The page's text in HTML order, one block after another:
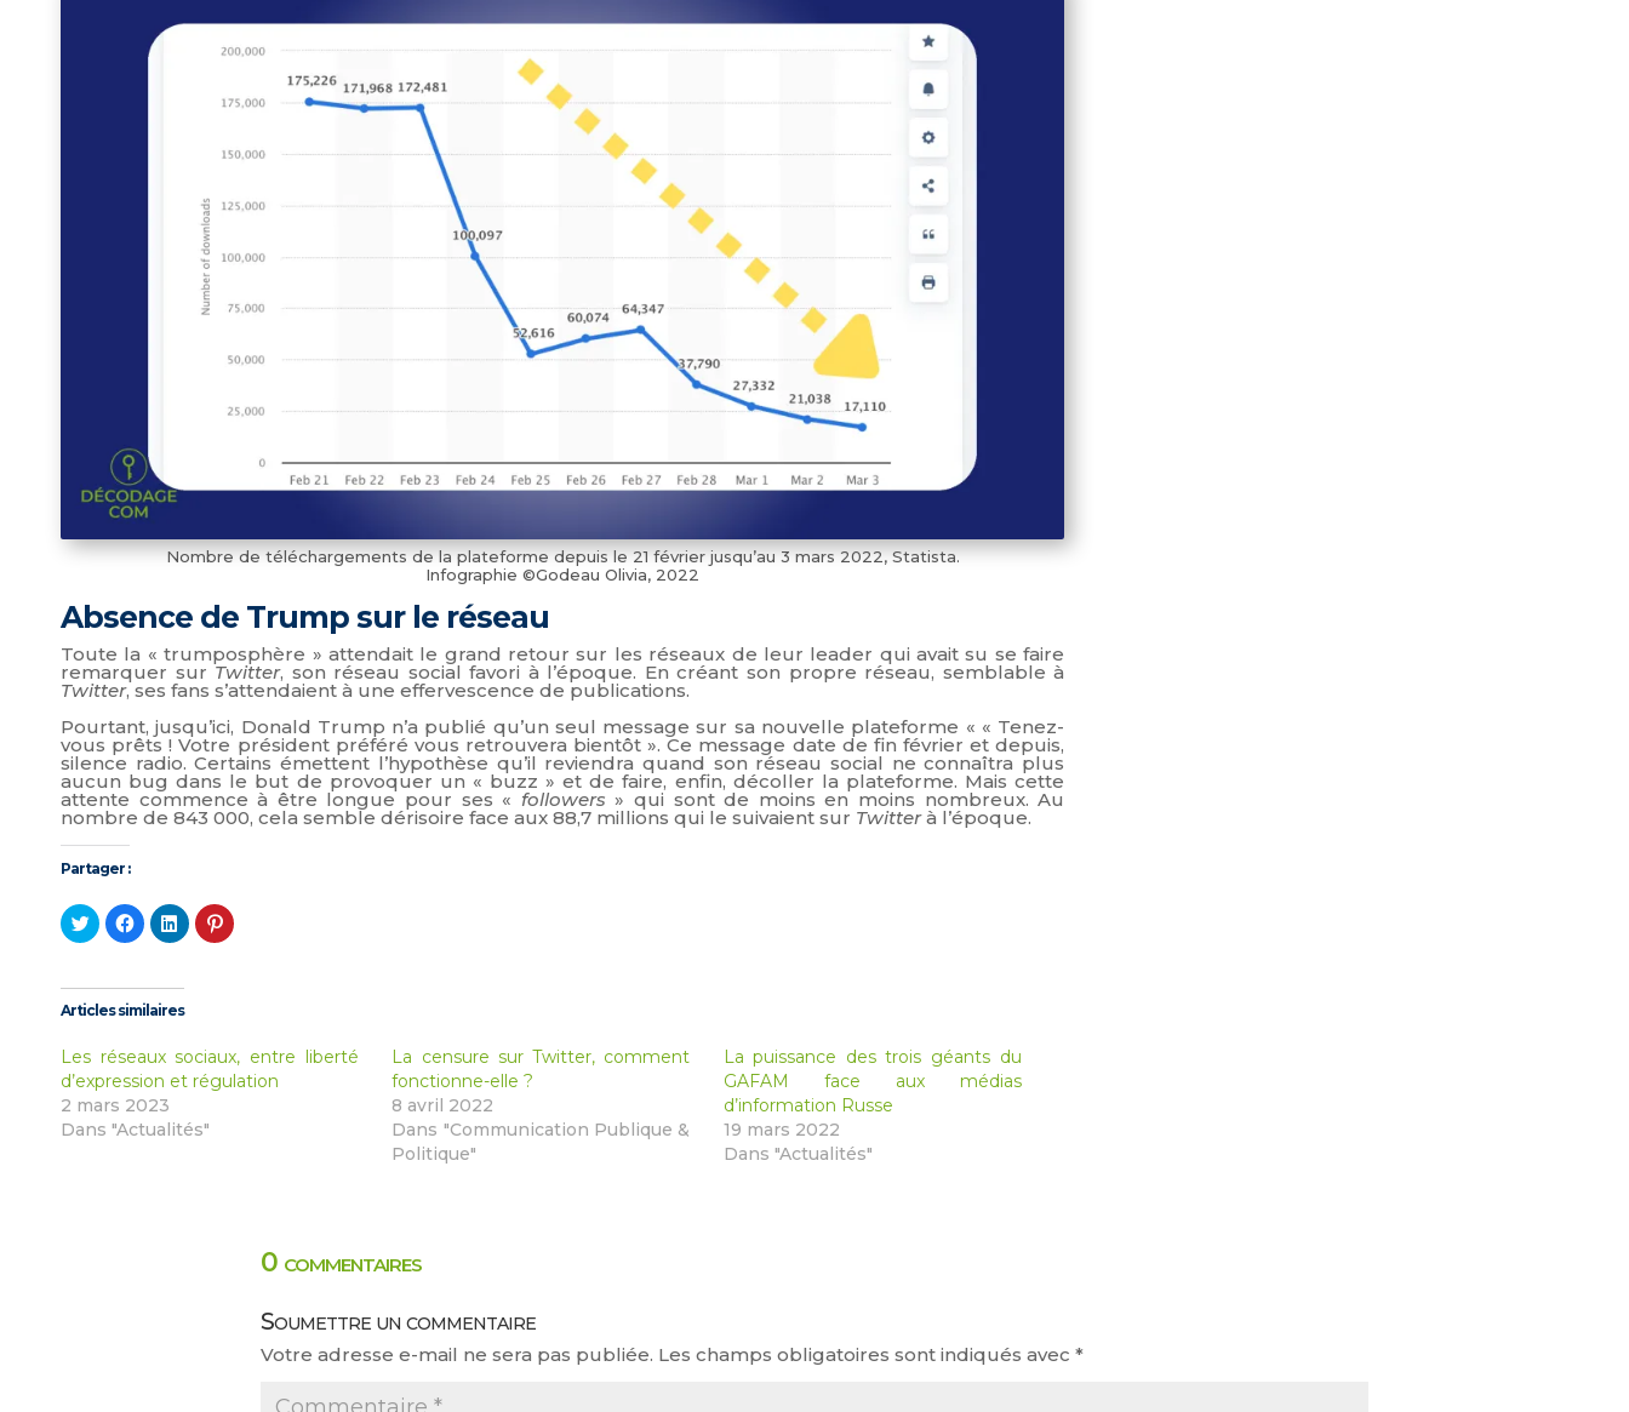
Nombre de téléchargements de la plateforme depuis le 21 février jusqu’au 3 mars 2022, Statista.
Infographie ©Godeau Olivia, 2022
Absence de Trump sur le réseau
Toute la « trumposphère » attendait le grand retour sur les réseaux de leur leader qui avait su se faire
remarquer surTwitter, son réseau social favori à l’époque. En créant son propre réseau, semblable à
Twitter, ses fans s’attendaient à une effervescence de publications.
Pourtant, jusqu’ici, Donald Trump n’a publié qu’un seul message sur sa nouvelle plateforme « « Tenez-
vous prêts ! Votre président préféré vous retrouvera bientôt ». Ce message date de fin février et depuis,
silence radio. Certains émettent l’hypothèse qu’il reviendra quand son réseau social ne connaîtra plus
aucun bug dans le but de provoquer un « buzz » et de faire, enfin, décoller la plateforme. Mais cette
attente commence à être longue pour ses « followers » qui sont de moins en moins nombreux. Au
nombre de 843 000, cela semble dérisoire face aux 88,7 millions qui le suivaient sur Twitterà l’époque.
Partager :
Cliquez
pour
partager
dans
une
nouvelle
Cliquez
pour
partager
dans
une
nouvelle
Cliquez
pour
partager
dans
une
nouvelle
Cliquez
pour
Articles similaires
Les réseaux sociaux, entre liberté
d’expression et régulation
2 mars 2023
Dans "Actualités"
La censure sur Twitter, comment
fonctionne-elle ?
8 avril 2022
Dans "Communication Publique &
Politique"
La puissance des trois géants du
GAFAM face aux médias
d’information Russe
19 mars 2022
Dans "Actualités"
0 commentaires
Soumettre un commentaire
Votre adresse e-mail ne sera pas publiée. Les champs obligatoires sont indiqués avec*